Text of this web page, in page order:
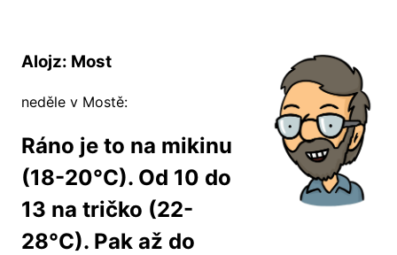
Alojz: Most
neděle v Mostě:
Ráno je to na mikinu
(18-20°C). Od 10 do
13 na tričko (22-
28°C). Pak až do